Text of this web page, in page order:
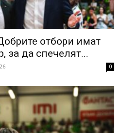
отбори имат
за да спечелят...
0